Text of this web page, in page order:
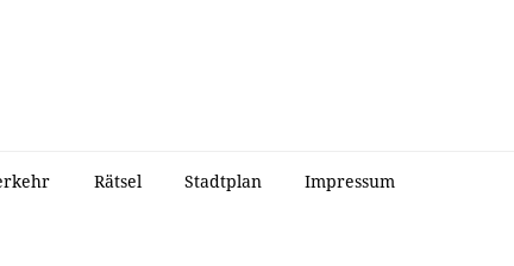
Rätsel Stadtplan Impressum